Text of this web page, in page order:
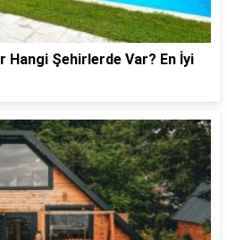
Hangi Şehirlerde Var? En İyi